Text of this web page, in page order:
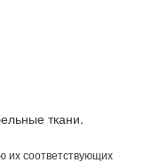
ткани.
их соответствующих